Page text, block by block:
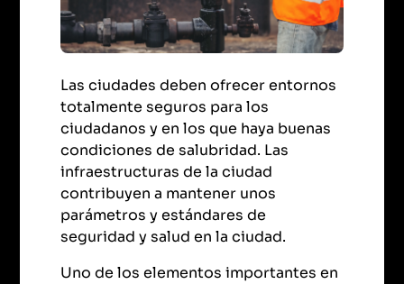
Las ciudades deben ofrecer entornos
totalmente seguros para los
ciudadanos y en los que haya buenas
condiciones de salubridad. Las
infraestructuras de la ciudad
contribuyen a mantener unos
parámetros y estándares de
seguridad y salud en la ciudad.
Uno de los elementos importantes en